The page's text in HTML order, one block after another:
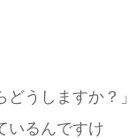
うしますか？」
いるんですけ